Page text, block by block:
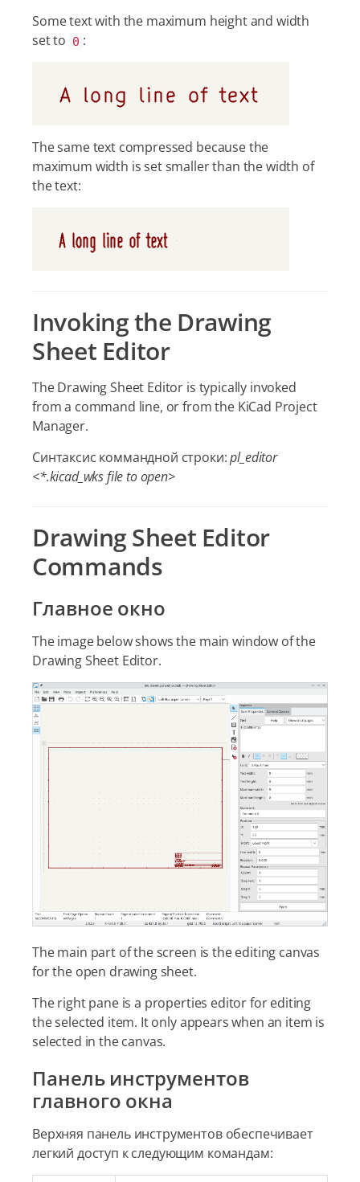
Some text with the maximum height and width
set to 0 :
The same text compressed because the
maximum width is set smaller than the width of
the text:
Invoking the Drawing
Sheet Editor
The Drawing Sheet Editor is typically invoked
from a command line, or from the KiCad Project
Manager.
Синтаксис коммандной строки:pl_editor
<*.kicad_wks file to open>
Drawing Sheet Editor
Commands
Главное окно
The image below shows the main window of the
Drawing Sheet Editor.
The main part of the screen is the editing canvas
for the open drawing sheet.
The right pane is a properties editor for editing
the selected item. It only appears when an item is
selected in the canvas.
Панель инструментов
главного окна
Верхняя панель инструментов обеспечивает
легкий доступ к следующим командам: